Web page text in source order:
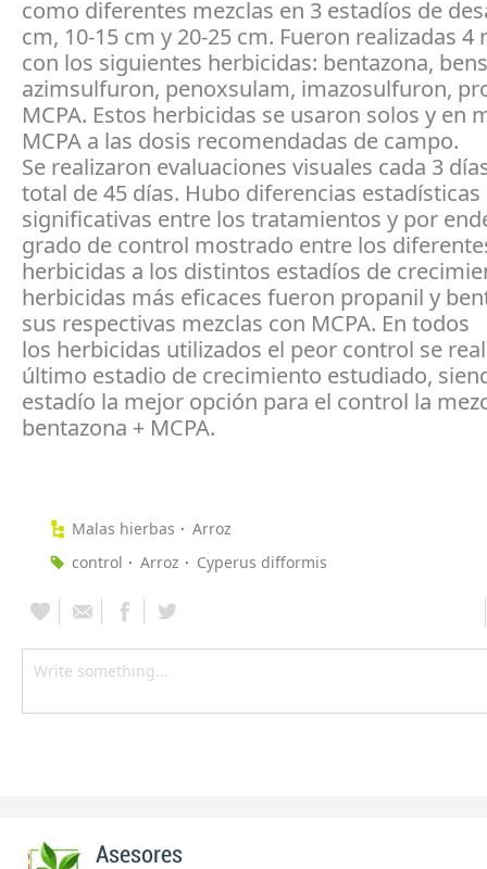
como diferentes mezclas en 3 estadíos de
cm, 10-15 cm y 20-25 cm. Fueron realizadas 4
con los siguientes herbicidas: bentazona,
azimsulfuron, penoxsulam, imazosulfuron,
MCPA. Estos herbicidas se usaron solos y en
MCPA a las dosis recomendadas de campo.
Se realizaron evaluaciones visuales cada 3
total de 45 días. Hubo diferencias estadísticas
significativas entre los tratamientos y por
grado de control mostrado entre los
herbicidas a los distintos estadíos de
herbicidas más eficaces fueron propanil y
sus respectivas mezclas con MCPA. En todos
los herbicidas utilizados el peor control se
último estadio de crecimiento estudiado,
estadío la mejor opción para el control la
bentazona + MCPA.
Malas hierbas
Arroz
control
Arroz Cyperus difformis
Asesores